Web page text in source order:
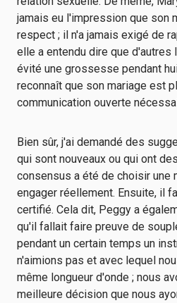
jamais eu l'impression que son
respect ; il n'a jamais exigé de
elle a entendu dire que d'autres
évité une grossesse pendant
reconnaît que son mariage est
communication ouverte
Bien sûr, j'ai demandé des
qui sont nouveaux ou qui ont
consensus a été de choisir une
engager réellement. Ensuite, il
certifié. Cela dit, Peggy a
qu'il fallait faire preuve de
pendant un certain temps un
n'aimions pas et avec lequel
même longueur d'onde ; nous
meilleure décision que nous